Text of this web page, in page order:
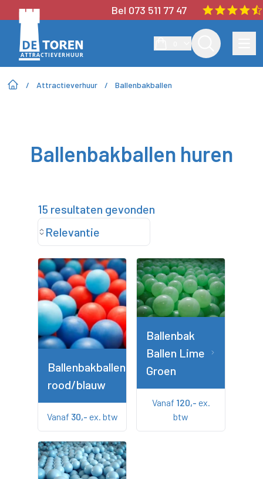
Bel 073 511 77 47
/ Attractieverhuur / Ballenbakballen
Ballenbakballen huren
15 resultaten gevonden
Relevantie
Ballenbakballen
rood/blauw
Vanaf 30,- ex. btw
Ballenbak
Ballen Lime
Groen
Vanaf 120,- ex.
btw